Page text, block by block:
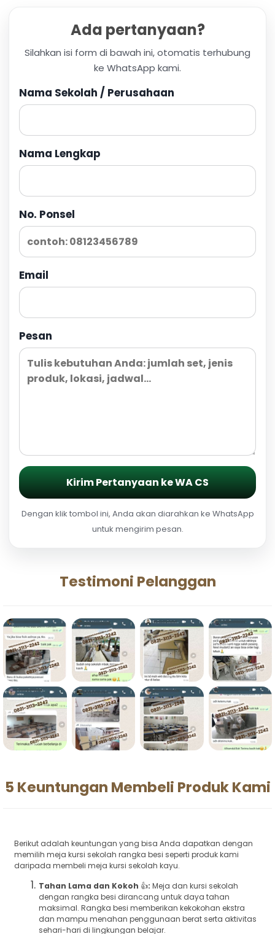
Ada pertanyaan?
Silahkan isi form di bawah ini, otomatis terhubung
ke WhatsApp kami.
Nama Sekolah / Perusahaan
Nama Lengkap
No. Ponsel
Email
Pesan
Kirim Pertanyaan ke WA CS
Dengan klik tombol ini, Anda akan diarahkan ke WhatsApp
untuk mengirim pesan.
Testimoni Pelanggan
5 Keuntungan Membeli Produk Kami
Berikut adalah keuntungan yang bisa Anda dapatkan dengan
memilih meja kursi sekolah rangka besi seperti produk kami
daripada membeli meja kursi sekolah kayu.
Tahan Lama dan Kokoh 👍: Meja dan kursi sekolah
dengan rangka besi dirancang untuk daya tahan
maksimal. Rangka besi memberikan kekokohan ekstra
dan mampu menahan penggunaan berat serta aktivitas
sehari-hari di lingkungan belajar.